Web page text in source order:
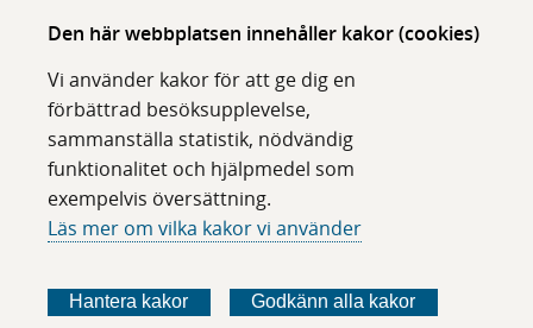
Den här webbplatsen innehåller kakor (cookies)
Vi använder kakor för att ge dig en
förbättrad besöksupplevelse,
sammanställa statistik, nödvändig
funktionalitet och hjälpmedel som
exempelvis översättning.
Läs mer om vilka kakor vi använder
Hantera kakor Godkänn alla kakor
Om karolinska.se
Tillgänglighet
Om cookies
Följ oss i sociala medier
ö
l
ö
l
ö
l